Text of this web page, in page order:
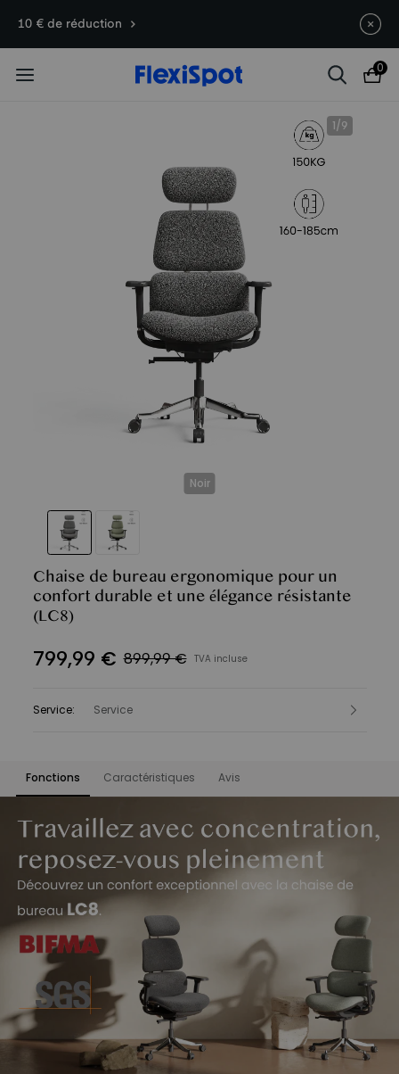
Offres du 10e anniversaire | C7
Morpher dès 579,99 €
: 33
0
1/9
Noir
Chaise de bureau ergonomique pour un
confort durable et une élégance résistante
(LC8)
799,99 € 899,99 € TVA incluse
Service: Service
Fonctions Caractéristiques Avis
10 € de réduction